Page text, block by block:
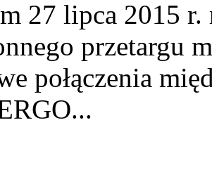
27 lipca 2015 r.
przetargu
połączenia